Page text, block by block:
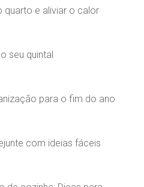
quarto e aliviar o calor
seu quintal
para o fim do ano
com ideias fáceis